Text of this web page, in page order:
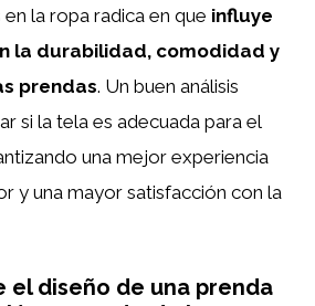
la ropa radica en que influye
la durabilidad, comodidad y
prendas. Un buen análisis
si la tela es adecuada para el
una mejor experiencia
y una mayor satisfacción con la
el diseño de una prenda